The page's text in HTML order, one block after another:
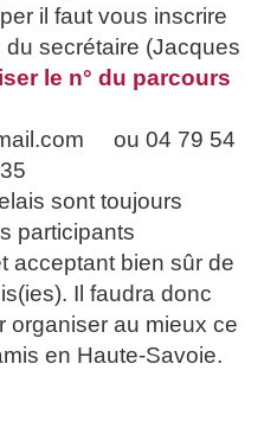
il faut vous inscrire
du secrétaire (Jacques
le n° du parcours
ou 04 79 54
sont toujours
participants
acceptant bien sûr de
Il faudra donc
organiser au mieux ce
en Haute-Savoie.